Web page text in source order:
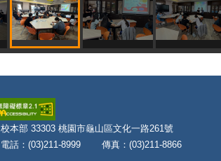
校本部 33303 桃園市龜山區文化一路261號
電話：(03)211-8999 傳真：(03)211-8866